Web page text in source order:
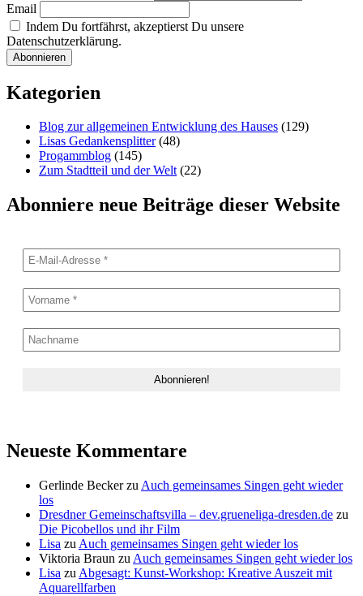
Email
Indem Du fortfährst, akzeptierst Du unsere
Datenschutzerklärung.
Kategorien
Blog zur allgemeinen Entwicklung des Hauses (129)
Lisas Gedankensplitter(48)
Progammblog (145)
Zum Stadtteil und der Welt(22)
Abonniere neue Beiträge dieser Website
Neueste Kommentare
Gerlinde Beckerzu Auch gemeinsames Singen geht wieder
los
Dresdner Gemeinschaftsvilla – dev.grueneliga-dresden.de zu
Die Picobellos und ihr Film
Lisa zu Auch gemeinsames Singen geht wieder los
Viktoria Braun zu Auch gemeinsames Singen geht wieder los
Lisa zu Abgesagt: Kunst-Workshop: Kreative Auszeit mit
Aquarellfarben